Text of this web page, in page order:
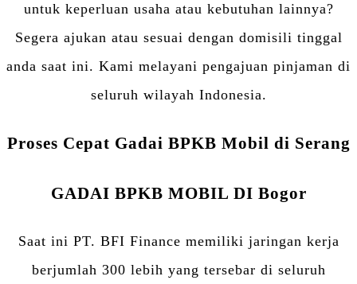
untuk keperluan usaha atau kebutuhan lainnya?
Segera ajukan atau sesuai dengan domisili tinggal
anda saat ini. Kami melayani pengajuan pinjaman di
seluruh wilayah Indonesia.
Proses Cepat Gadai BPKB Mobil di Serang
GADAI BPKB MOBIL DI Bogor
Saat ini PT. BFI Finance memiliki jaringan kerja
berjumlah 300 lebih yang tersebar di seluruh